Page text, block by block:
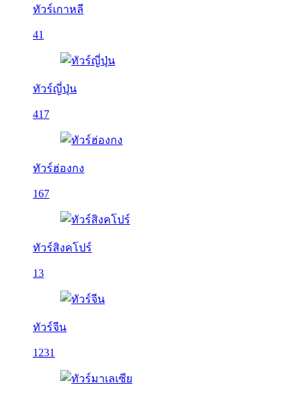
ทัวร์เกาหลี
41
ทัวร์ญี่ปุ่น
417
ทัวร์ฮ่องกง
167
ทัวร์สิงคโปร์
13
ทัวร์จีน
1231